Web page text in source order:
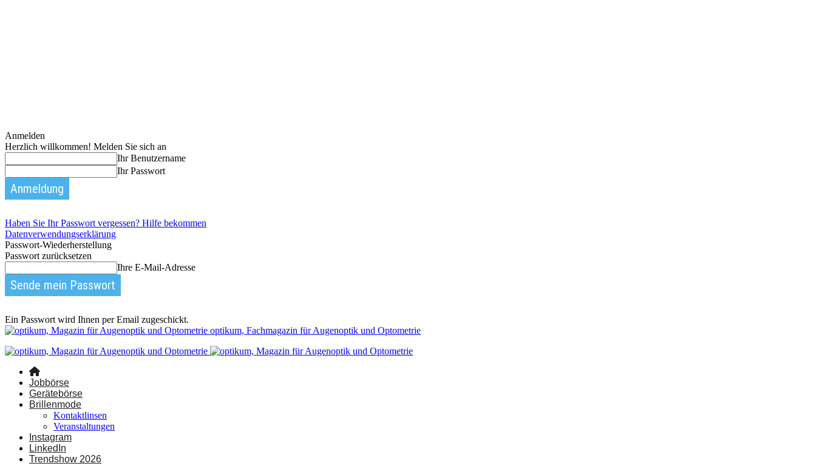
Anmelden
Herzlich willkommen! Melden Sie sich an
Ihr Benutzername
Ihr Passwort
Haben Sie Ihr Passwort vergessen? Hilfe bekommen
Datenverwendungserklärung
Passwort-Wiederherstellung
Passwort zurücksetzen
Ihre E-Mail-Adresse
Ein Passwort wird Ihnen per Email zugeschickt.
optikum, Fachmagazin für Augenoptik und Optometrie
Jobbörse
Gerätebörse
Brillenmode
Kontaktlinsen
Veranstaltungen
Instagram
LinkedIn
Trendshow 2026